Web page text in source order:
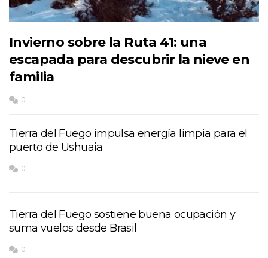
Invierno sobre la Ruta 41: una
escapada para descubrir la nieve en
familia
0
Tierra del Fuego impulsa energía limpia para el
puerto de Ushuaia
0
Tierra del Fuego sostiene buena ocupación y
suma vuelos desde Brasil
0